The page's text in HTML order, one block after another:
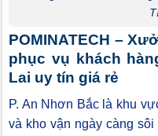
POMINATECH –
phục vụ khách
Lai uy tín giá rẻ
P. An Nhơn Bắc là khu
và kho vận ngày càng